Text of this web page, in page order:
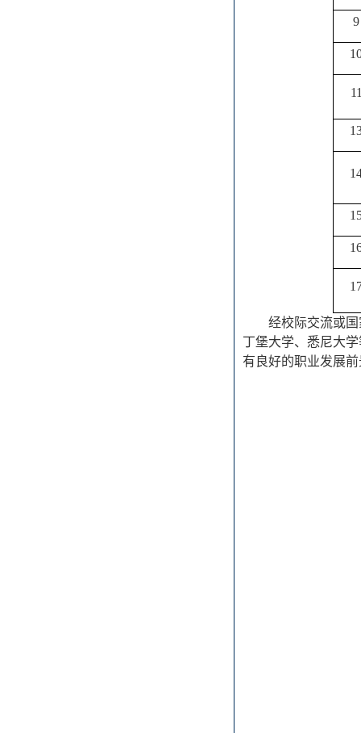
9
经校际交流或
丁堡大学、悉尼大
有良好的职业发展